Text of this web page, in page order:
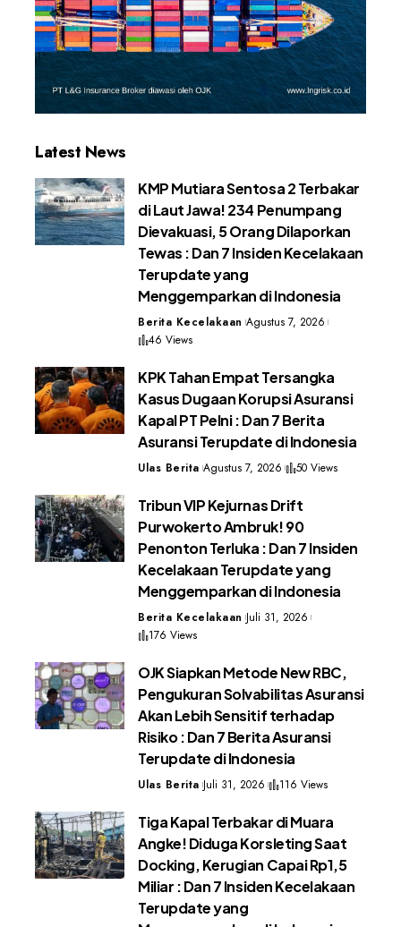
Latest News
KMP Mutiara Sentosa 2 Terbakar
di Laut Jawa! 234 Penumpang
Dievakuasi, 5 Orang Dilaporkan
Tewas : Dan 7 Insiden Kecelakaan
Terupdate yang
Menggemparkan di Indonesia
Berita Kecelakaan Agustus 7, 2026
46 Views
KPK Tahan Empat Tersangka
Kasus Dugaan Korupsi Asuransi
Kapal PT Pelni : Dan 7 Berita
Asuransi Terupdate di Indonesia
Ulas Berita Agustus 7, 2026 50 Views
Tribun VIP Kejurnas Drift
Purwokerto Ambruk! 90
Penonton Terluka : Dan 7 Insiden
Kecelakaan Terupdate yang
Menggemparkan di Indonesia
Berita Kecelakaan Juli 31, 2026
176 Views
OJK Siapkan Metode New RBC,
Pengukuran Solvabilitas Asuransi
Akan Lebih Sensitif terhadap
Risiko : Dan 7 Berita Asuransi
Terupdate di Indonesia
Ulas Berita Juli 31, 2026 116 Views
Tiga Kapal Terbakar di Muara
Angke! Diduga Korsleting Saat
Docking, Kerugian Capai Rp1,5
Miliar : Dan 7 Insiden Kecelakaan
Terupdate yang